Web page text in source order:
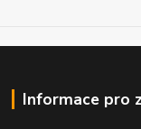
Informace pro